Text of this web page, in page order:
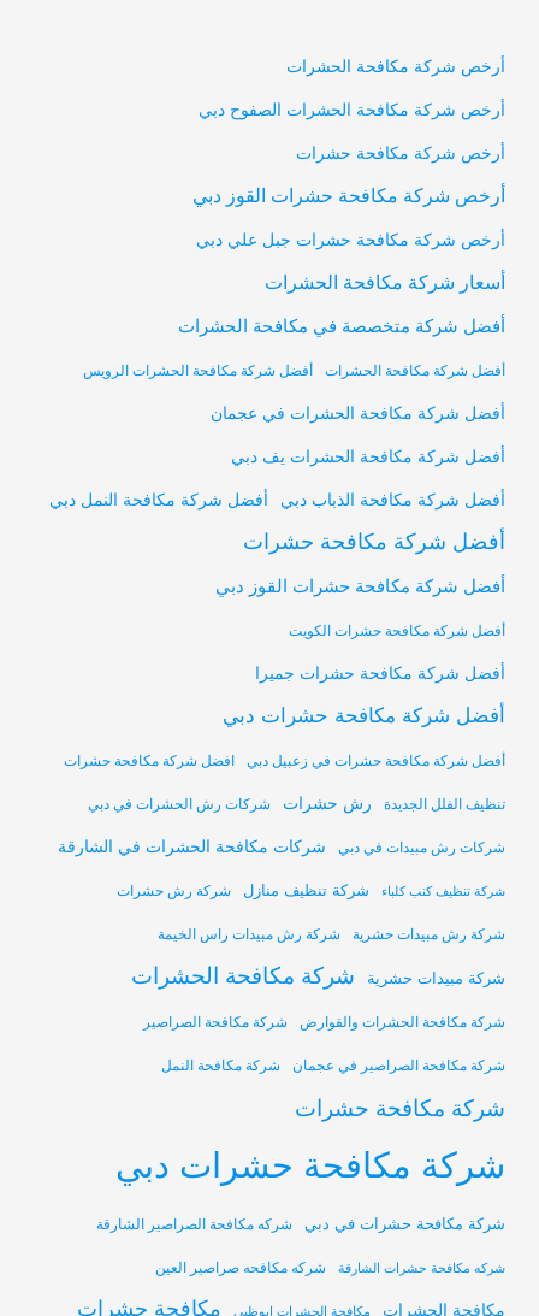
أرخص شركة مكافحة الحشرات
أرخص شركة مكافحة الحشرات الصفوح دبي
أرخص شركة مكافحة حشرات
أرخص شركة مكافحة حشرات القوز دبي
أرخص شركة مكافحة حشرات جبل علي دبي
أسعار شركة مكافحة الحشرات
أفضل شركة متخصصة في مكافحة الحشرات
أفضل شركة مكافحة الحشرات أفضل شركة مكافحة الحشرات الرويس
أفضل شركة مكافحة الحشرات في عجمان
أفضل شركة مكافحة الحشرات يف دبي
أفضل شركة مكافحة الذباب دبي أفضل شركة مكافحة النمل دبي
أفضل شركة مكافحة حشرات
أفضل شركة مكافحة حشرات القوز دبي
أفضل شركة مكافحة حشرات الكويت
أفضل شركة مكافحة حشرات جميرا
أفضل شركة مكافحة حشرات دبي
أفضل شركة مكافحة حشرات في زعبيل دبي افضل شركة مكافحة حشرات
تنظيف الفلل الجديدة رش حشرات شركات رش الحشرات في دبي
شركات رش مبيدات في دبي شركات مكافحة الحشرات في الشارقة
شركة تنظيف كنب كلباء شركة تنظيف منازل شركة رش حشرات
شركة رش مبيدات حشرية شركة رش مبيدات راس الخيمة
شركة مبيدات حشرية شركة مكافحة الحشرات
شركة مكافحة الحشرات والقوارض شركة مكافحة الصراصير
شركة مكافحة الصراصير في عجمان شركة مكافحة النمل
شركة مكافحة حشرات
شركة مكافحة حشرات دبي
شركة مكافحة حشرات في دبي شركه مكافحة الصراصير الشارقة
شركه مكافحة حشرات الشارقة شركه مكافحه صراصير العين
مكافحة الحشرات مكافحة الحشرات ابوظبي مكافحة حشرات